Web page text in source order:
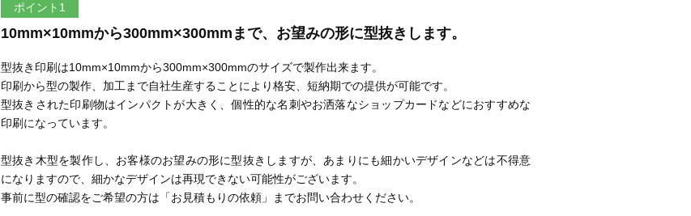
ポイント1
10mm×10mmから300mm×300mmまで、お望みの形に型抜きします。
型抜き印刷は10mm×10mmから300mm×300mmのサイズで製作出来ます。
印刷から型の製作、加工まで自社生産することにより格安、短納期での提供が可能です。
型抜きされた印刷物はインパクトが大きく、個性的な名刺やお洒落なショップカードなどにおすすめな
印刷になっています。
型抜き木型を製作し、お客様のお望みの形に型抜きしますが、あまりにも細かいデザインなどは不得意
になりますので、細かなデザインは再現できない可能性がございます。
事前に型の確認をご希望の方は「お見積もりの依頼」までお問い合わせください。